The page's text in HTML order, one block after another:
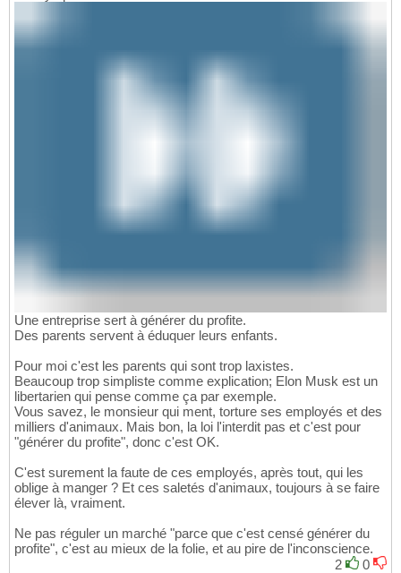
Une entreprise sert à générer du profite.
Des parents servent à éduquer leurs enfants.
Pour moi c'est les parents qui sont trop laxistes.
Beaucoup trop simpliste comme explication; Elon Musk est un
libertarien qui pense comme ça par exemple.
Vous savez, le monsieur qui ment, torture ses employés et des
milliers d'animaux. Mais bon, la loi l'interdit pas et c'est pour
"générer du profite", donc c'est OK.
C'est surement la faute de ces employés, après tout, qui les
oblige à manger ? Et ces saletés d'animaux, toujours à se faire
élever là, vraiment.
Ne pas réguler un marché "parce que c'est censé générer du
profite", c'est au mieux de la folie, et au pire de l'inconscience.
2
0